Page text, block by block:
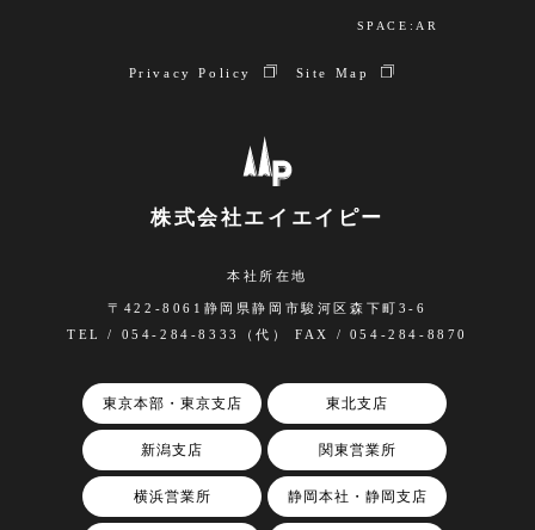
株式会社エイエイピー
本社所在地
〒422-8061静岡県静岡市駿河区森下町3-6
TEL / 054-284-8333（代） FAX / 054-284-8870
東京本部・東京支店 東北支店
新潟支店 関東営業所
横浜営業所 静岡本社・静岡支店
SPACE:AR
Privacy Policy Site Map